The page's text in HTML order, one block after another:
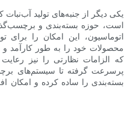
یکی دیگر از جنبه‌های تولید
است، حوزه بسته‌بندی و
اتوماسیون، این امکان را برای
محصولات خود را به طور کارآمد و
که الزامات نظارتی را نیز
پرسرعت گرفته تا سیستم‌های
بسته‌بندی را ساده کرده و امکان